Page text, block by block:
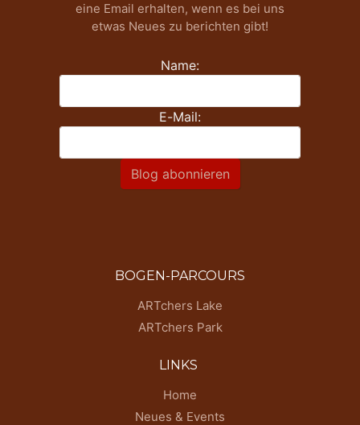
eine Email erhalten, wenn es bei uns
etwas Neues zu berichten gibt!
Name:
E-Mail:
Blog abonnieren
BOGEN-PARCOURS
ARTchers Lake
ARTchers Park
LINKS
Home
Neues & Events